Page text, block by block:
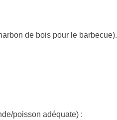
de bois pour le barbecue).
poisson adéquate) :